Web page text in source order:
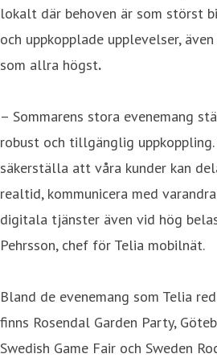
lokalt där behoven är som störst
och uppkopplade upplevelser,
som allra högst.
– Sommarens stora evenemang
robust och tillgänglig
säkerställa att våra kunder kan
realtid, kommunicera med
digitala tjänster även vid hög
Pehrsson, chef för Telia mobilnät.
Bland de evenemang som Telia
finns Rosendal Garden Party,
Swedish Game Fair och Sweden